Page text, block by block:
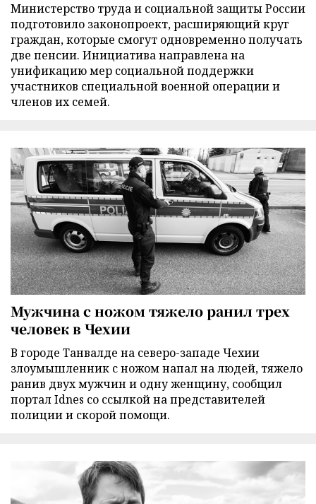
Министерство труда и социальной защиты России
подготовило законопроект, расширяющий круг
граждан, которые смогут одновременно получать
две пенсии. Инициатива направлена на
унификацию мер социальной поддержки
участников специальной военной операции и
членов их семей.
Мужчина с ножом тяжело ранил трех
человек в Чехии
В городе Танвалде на северо-западе Чехии
злоумышленник с ножом напал на людей, тяжело
ранив двух мужчин и одну женщину, сообщил
портал Idnes со ссылкой на представителей
полиции и скорой помощи.